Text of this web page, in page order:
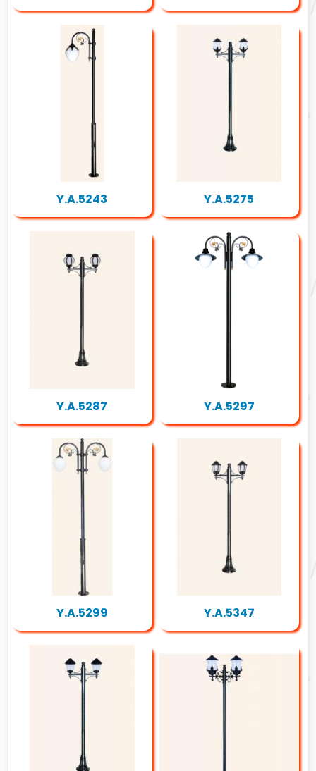
Y.A.5243 Y.A.5275
Y.A.5287 Y.A.5297
Y.A.5299 Y.A.5347